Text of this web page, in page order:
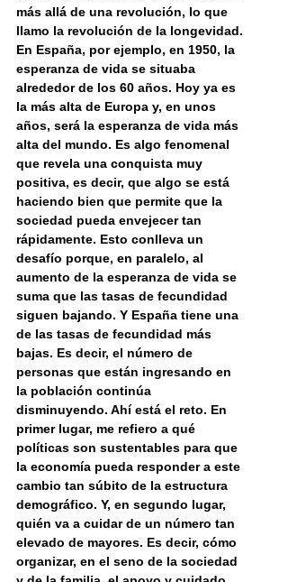
más allá de una revolución, lo que
llamo la revolución de la longevidad.
En España, por ejemplo, en 1950, la
esperanza de vida se situaba
alrededor de los 60 años. Hoy ya es
la más alta de Europa y, en unos
años, será la esperanza de vida más
alta del mundo. Es algo fenomenal
que revela una conquista muy
positiva, es decir, que algo se está
haciendo bien que permite que la
sociedad pueda envejecer tan
rápidamente. Esto conlleva un
desafío porque, en paralelo, al
aumento de la esperanza de vida se
suma que las tasas de fecundidad
siguen bajando. Y España tiene una
de las tasas de fecundidad más
bajas. Es decir, el número de
personas que están ingresando en
la población continúa
disminuyendo. Ahí está el reto. En
primer lugar, me refiero a qué
políticas son sustentables para que
la economía pueda responder a este
cambio tan súbito de la estructura
demográfico. Y, en segundo lugar,
quién va a cuidar de un número tan
elevado de mayores. Es decir, cómo
organizar, en el seno de la sociedad